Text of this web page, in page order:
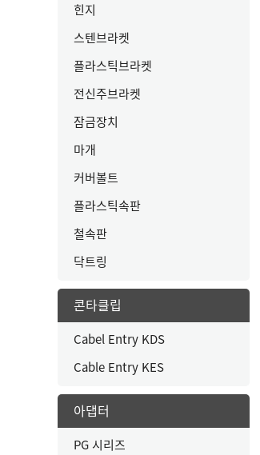
힌지
스텐브라켓
플라스틱브라켓
전신주브라켓
잠금장치
마개
커버볼트
플라스틱속판
철속판
닥트링
콘타클립
Cabel Entry KDS
Cable Entry KES
아댑터
PG 시리즈